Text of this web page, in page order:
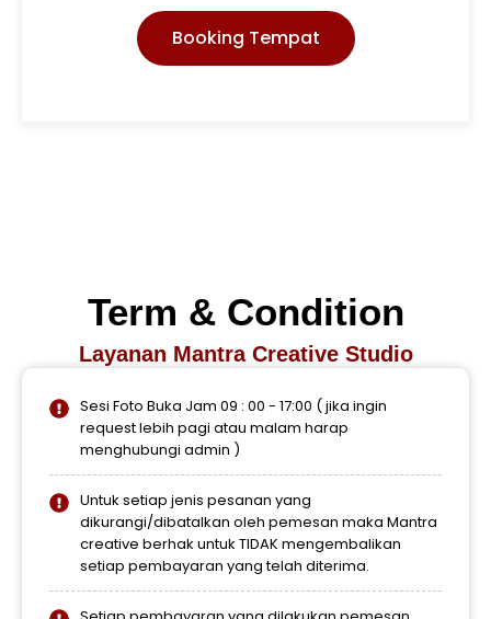
Booking Tempat
Term & Condition
Layanan Mantra Creative Studio
Sesi Foto Buka Jam 09 : 00 - 17:00 ( jika ingin
request lebih pagi atau malam harap
menghubungi admin )
Untuk setiap jenis pesanan yang
dikurangi/dibatalkan oleh pemesan maka Mantra
creative berhak untuk TIDAK mengembalikan
setiap pembayaran yang telah diterima.